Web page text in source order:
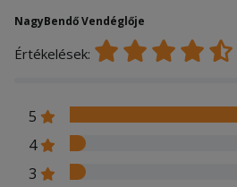
NagyBendő Vendéglője
Értékelések:
5
4
3